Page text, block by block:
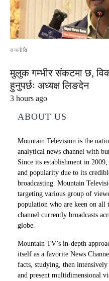
राजनीति
मुलुक गम्भीर संकटमा छ,
हुनुपर्छः अध्यक्ष लिङदेन
3 hours ago
ABOUT US
Mountain Television is the
analytical news channel with
Since its establishment in
and popularity due to its
broadcasting. Mountain
targeting various group of
population who are keen on all
channel currently broadcasts
globe.
Mountain TV’s in-depth
itself as a favorite News
facts, studying, then
and present multidimensional